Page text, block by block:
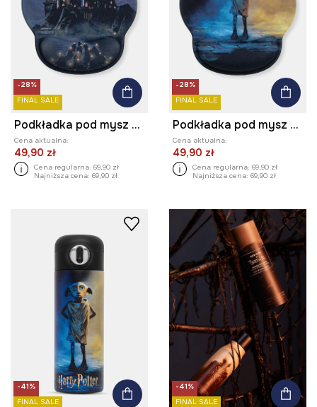
-28%
FINAL SALE
Podkładka pod mysz z kolekcji Harry Potter
Cena aktualna:
49,90 zł
Cena regularna: 69,90 zł
Najniższa cena: 69,90 zł
-28%
FINAL SALE
Podkładka pod mysz z kolekcji Harry Potter
Cena aktualna:
49,90 zł
Cena regularna: 69,90 zł
Najniższa cena: 69,90 zł
-41%
FINAL SALE
-41%
FINAL SALE